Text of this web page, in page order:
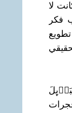
لا
فكر